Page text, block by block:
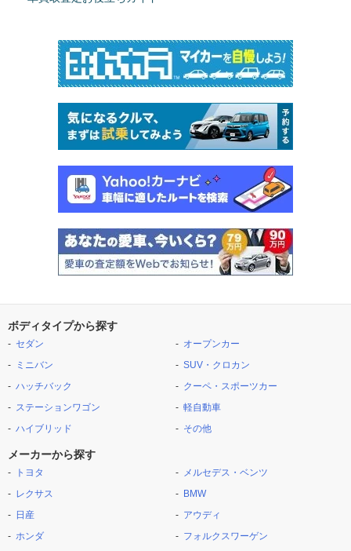
ボディタイプから探す
セダン
ミニバン
ハッチバック
ステーションワゴン
ハイブリッド
オープンカー
SUV・クロカン
クーペ・スポーツカー
軽自動車
その他
メーカーから探す
トヨタ
レクサス
日産
ホンダ
メルセデス・ベンツ
BMW
アウディ
フォルクスワーゲン